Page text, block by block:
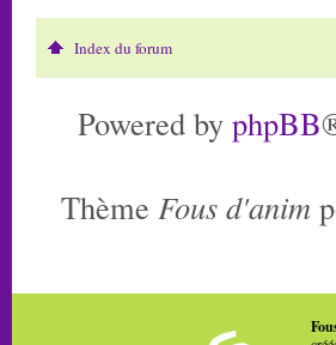
Index du forum
Powered by phpBB
Thème Fous d'anim